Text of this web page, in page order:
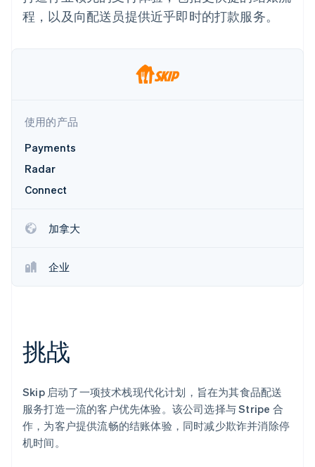
Financial
Connections
数据
Product roadmap
了解未来规划
Radar
欺诈防范
Atlas
Climate
碳移除
在线身份验证
游戏
酒店、旅游与休闲
媒体与娱乐
专业服务
公共部门
联系销售
程，以及向配送员提供近乎即时的打款服务。
使用的产品
Payments
Radar
Connect
加拿大
企业
挑战
Skip 启动了一项技术栈现代化计划，旨在为其食品配送
服务打造一流的客户优先体验。该公司选择与 Stripe 合
作，为客户提供流畅的结账体验，同时减少欺诈并消除停
机时间。